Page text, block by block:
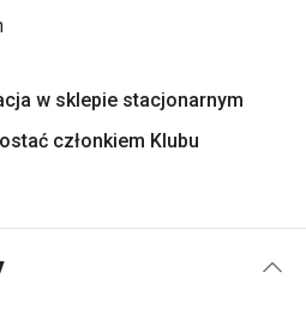
w sklepie stacjonarnym
członkiem Klubu